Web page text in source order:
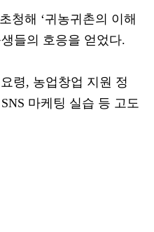
청해 ‘귀농귀촌의 이해
들의 호응을 얻었다.
령, 농업창업 지원 정
마케팅 실습 등 고도